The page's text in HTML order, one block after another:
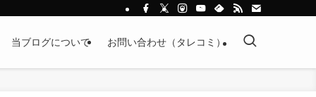
当ブログについて お問い合わせ（タレコミ）